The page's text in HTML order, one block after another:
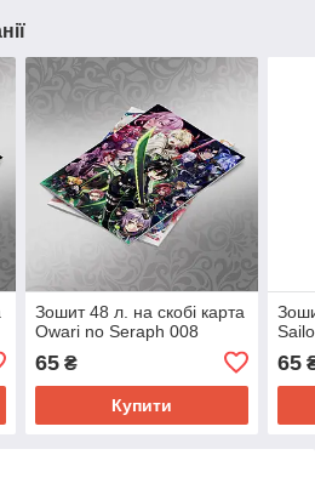
Зошит 48 л. на скобі карта
Owari no Seraph 008
65₴
Купити
65